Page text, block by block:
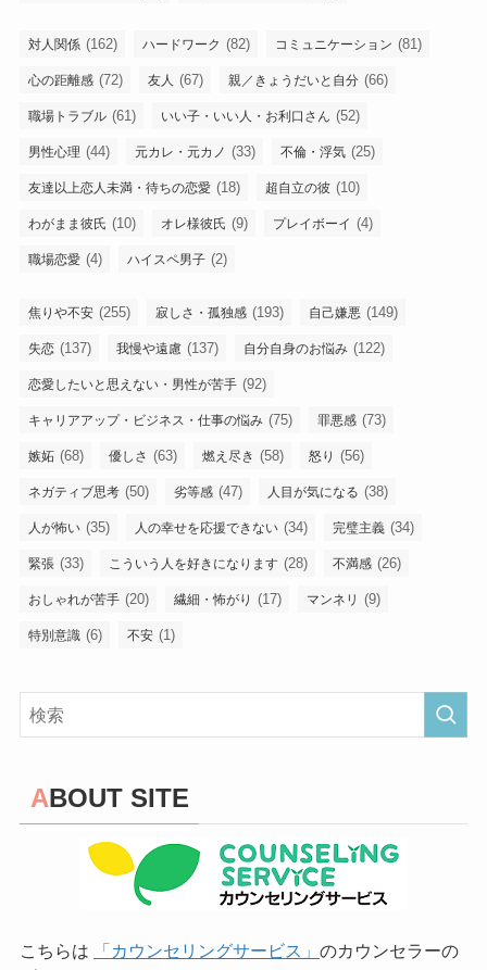
対人関係 (162) ハードワーク (82) コミュニケーション (81)
心の距離感 (72) 友人 (67) 親／きょうだいと自分 (66)
職場トラブル (61) いい子・いい人・お利口さん (52)
男性心理 (44) 元カレ・元カノ (33) 不倫・浮気 (25)
友達以上恋人未満・待ちの恋愛 (18) 超自立の彼 (10)
わがまま彼氏 (10) オレ様彼氏 (9) プレイボーイ (4)
職場恋愛 (4) ハイスペ男子 (2)
焦りや不安 (255) 寂しさ・孤独感 (193) 自己嫌悪 (149)
失恋 (137) 我慢や遠慮 (137) 自分自身のお悩み (122)
恋愛したいと思えない・男性が苦手 (92)
キャリアアップ・ビジネス・仕事の悩み (75) 罪悪感 (73)
嫉妬 (68) 優しさ (63) 燃え尽き (58) 怒り (56)
ネガティブ思考 (50) 劣等感 (47) 人目が気になる (38)
人が怖い (35) 人の幸せを応援できない (34) 完璧主義 (34)
緊張 (33) こういう人を好きになります (28) 不満感 (26)
おしゃれが苦手 (20) 繊細・怖がり (17) マンネリ (9)
特別意識 (6) 不安 (1)
ABOUT SITE
こちらは 「カウンセリングサービス」 のカウンセラーの